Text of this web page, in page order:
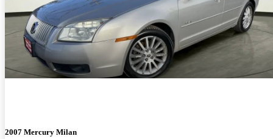
2007 Mercury Milan